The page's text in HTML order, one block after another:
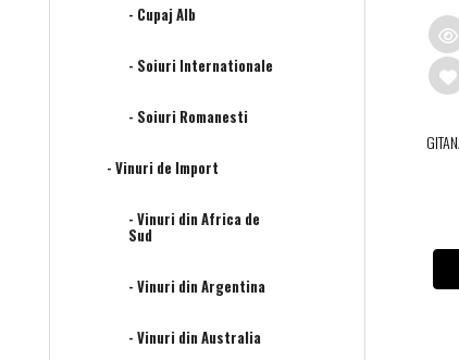
- Cupaj Alb
- Soiuri Internationale
- Soiuri Romanesti
- Vinuri de Import
- Vinuri din Africa de
Sud
- Vinuri din Argentina
- Vinuri din Australia